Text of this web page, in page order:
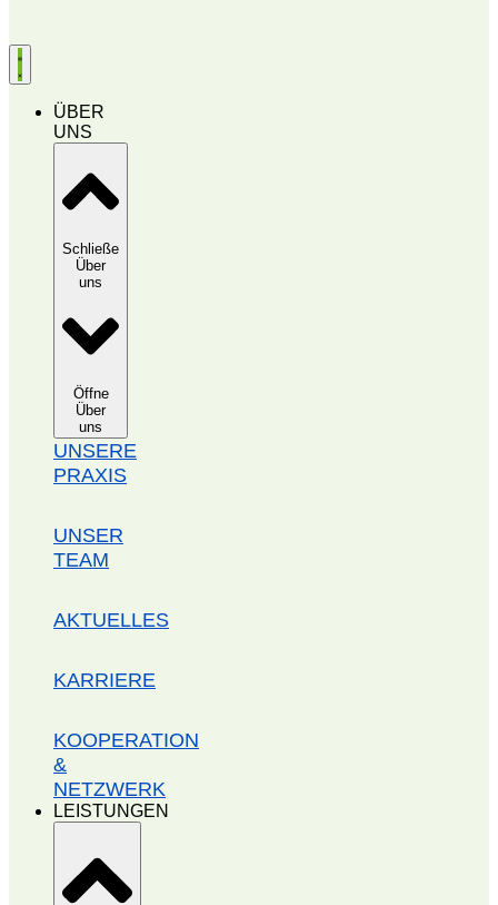
ÜBER
UNS
Schließe
Über
uns
Öffne
Über
uns
UNSERE
PRAXIS
UNSER
TEAM
AKTUELLES
KARRIERE
KOOPERATION
&
NETZWERK
LEISTUNGEN